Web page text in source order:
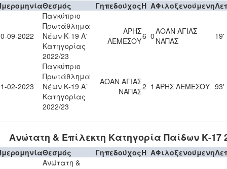
Θεσμός ΓηπεδούχοςH AΦιλοξενούμενη
09-2022
Παγκύπριο
Πρωτάθλημα
Νέων Κ-19 Α΄
Κατηγορίας
2022/23
ΑΡΗΣ
ΛΕΜΕΣΟΥ6 0ΑΟΑΝ ΑΓΙΑΣ
ΝΑΠΑΣ
19'
02-2023
Παγκύπριο
Πρωτάθλημα
Νέων Κ-19 Α΄
Κατηγορίας
2022/23
ΑΟΑΝ ΑΓΙΑΣ
ΝΑΠΑΣ2 1 ΑΡΗΣ ΛΕΜΕΣΟΥ 93'
Ανώτατη & Επίλεκτη Κατηγορία Παίδων Κ-17
Θεσμός ΓηπεδούχοςH AΦιλοξενούμενη
Ανώτατη &